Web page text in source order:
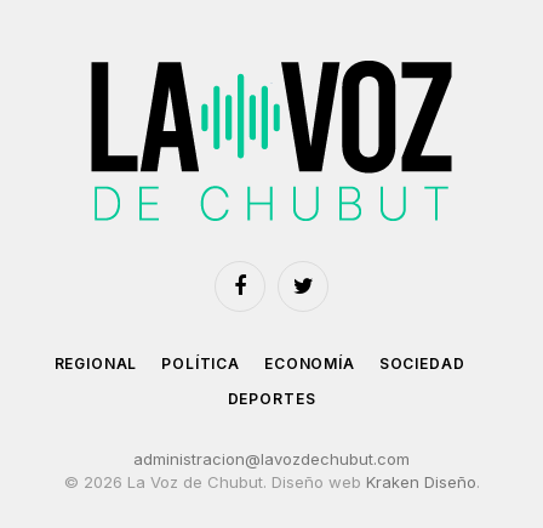
FacebookTwitter
REGIONAL POLÍTICA ECONOMÍA
SOCIEDAD
DEPORTES
administracion@lavozdechubut.com
© 2026 La Voz de Chubut. Diseño web Kraken Diseño.